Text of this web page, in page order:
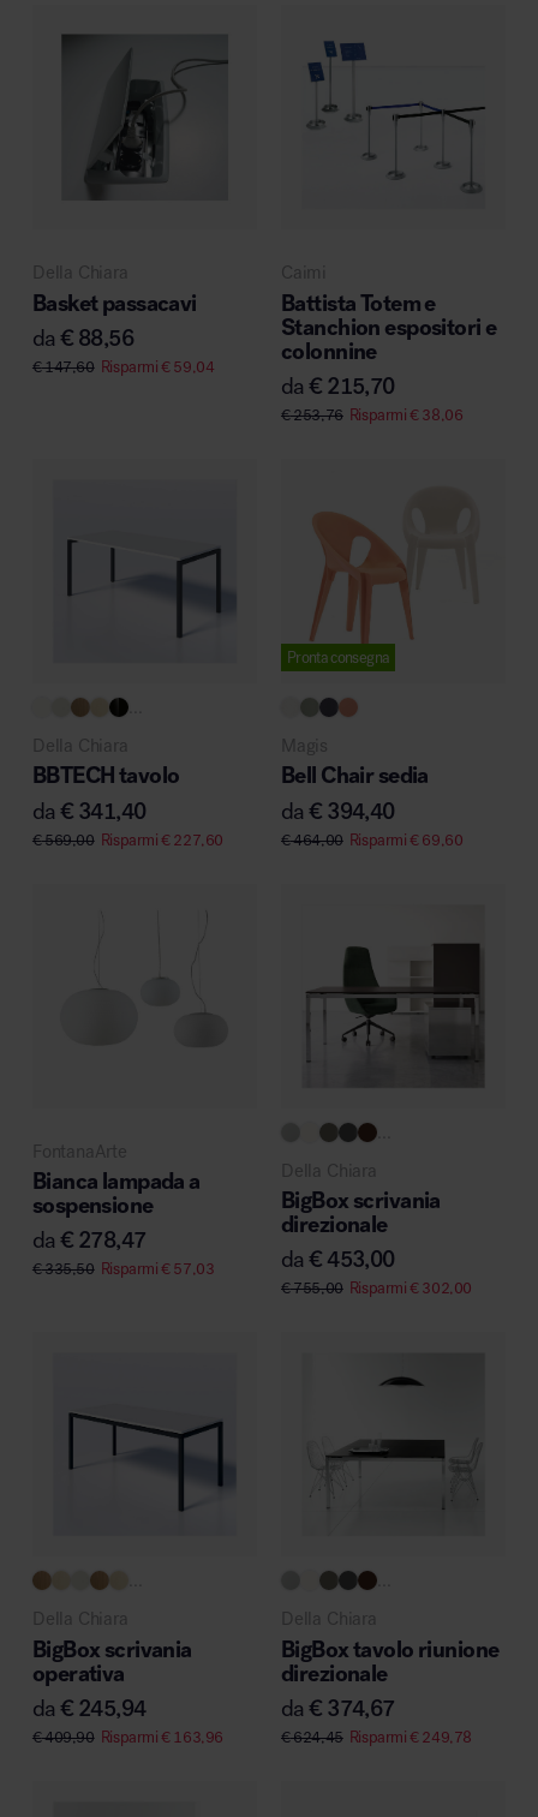
Della Chiara
Basket passacavi
da€ 88,56
€147,60 Risparmi€59,04
Caimi
Battista Totem e
Stanchion espositori e
colonnine
da€ 215,70
€253,76 Risparmi€38,06
...
Della Chiara
BBTECH tavolo
da€ 341,40
€569,00 Risparmi€227,60
Pronta consegna
Magis
Bell Chair sedia
da€ 394,40
€464,00 Risparmi€69,60
FontanaArte
Bianca lampada a
sospensione
da€ 278,47
€335,50 Risparmi€57,03
Della Chiara
BigBox scrivania
direzionale
da€ 453,00
€755,00 Risparmi€302,00
Della Chiara
BigBox scrivania
operativa
da€ 245,94
€409,90 Risparmi€163,96
Della Chiara
BigBox tavolo riunione
direzionale
da€ 374,67
€624,45 Risparmi€249,78